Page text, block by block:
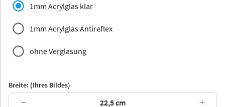
Jersey Dauphine
1mm Acrylglas klar
1mm Acrylglas Antireflex
ohne Verglasung
Breite: (Ihres Bildes)
− +